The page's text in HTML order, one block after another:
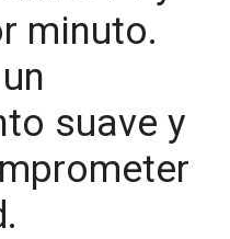
minuto.
suave y